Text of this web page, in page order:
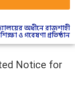
অধীনে রাজশাহী
ও গবেষণা প্রতিষ্ঠান
Notice for